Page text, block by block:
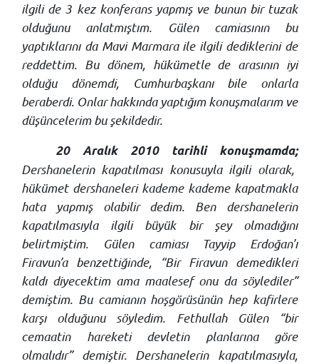
ilgili de 3 kez konferans yapmış ve bunun bir tuzak
olduğunu anlatmıştım. Gülen camiasının bu
yaptıklarını da Mavi Marmara ile ilgili dediklerini de
reddettim. Bu dönem, hükümetle de arasının iyi
olduğu dönemdi, Cumhurbaşkanı bile onlarla
beraberdi. Onlar hakkında yaptığım konuşmalarım ve
düşüncelerim bu şekildedir.
20 Aralık 2010 tarihli konuşmamda;
Dershanelerin kapatılması konusuyla ilgili olarak,
hükümet dershaneleri kademe kademe kapatmakla
hata yapmış olabilir dedim. Ben dershanelerin
kapatılmasıyla ilgili büyük bir şey olmadığını
belirtmiştim. Gülen camiası Tayyip Erdoğan’ı
Firavun’a benzettiğinde, “Bir Firavun demedikleri
kaldı diyecektim ama maalesef onu da söylediler”
demiştim. Bu camianın hoşgörüsünün hep kafirlere
karşı olduğunu söyledim. Fethullah Gülen “bir
cemaatin hareketi devletin planlarına göre
olmalıdır” demiştir. Dershanelerin kapatılmasıyla,